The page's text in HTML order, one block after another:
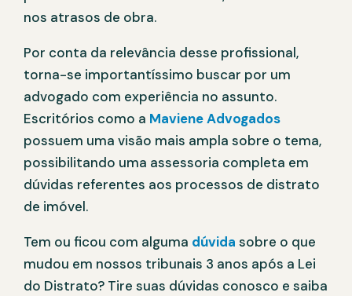
nos atrasos de obra.
Por conta da relevância desse profissional,
torna-se importantíssimo buscar por um
advogado com experiência no assunto.
Escritórios como a Maviene Advogados
possuem uma visão mais ampla sobre o tema,
possibilitando uma assessoria completa em
dúvidas referentes aos processos de distrato
de imóvel.
Tem ou ficou com alguma dúvida sobre o que
mudou em nossos tribunais 3 anos após a Lei
do Distrato? Tire suas dúvidas conosco e saiba